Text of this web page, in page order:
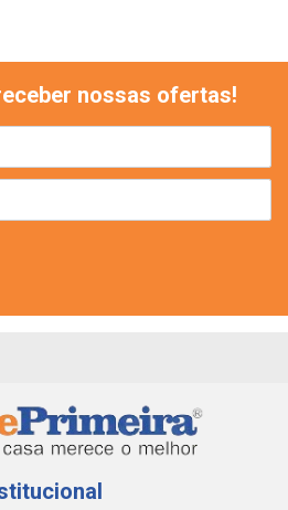
nossas ofertas!